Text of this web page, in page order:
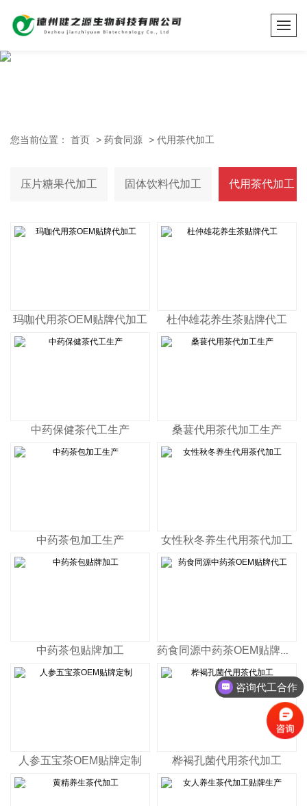
您当前位置： 首页 > 药食同源 > 代用茶代加工
压片糖果代加工 固体饮料代加工 代用茶代加工
玛咖代用茶OEM贴牌代加工 杜仲雄花养生茶贴牌代工
中药保健茶代工生产 桑葚代用茶代加工生产
中药茶包加工生产 女性秋冬养生代用茶代加工
中药茶包贴牌加工 药食同源中药茶OEM贴牌代工
人参五宝茶OEM贴牌定制 桦褐孔菌代用茶代加工
咨询代工合作